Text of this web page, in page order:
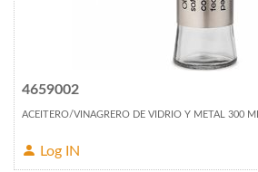
4659002
ACEITERO/VINAGRERO DE VIDRIO Y METAL 300 ML
Log IN